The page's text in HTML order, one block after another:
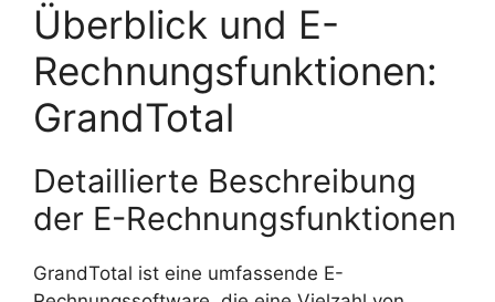
Überblick und E-
Rechnungsfunktionen:
GrandTotal
Detaillierte Beschreibung
der E-Rechnungsfunktionen
GrandTotal ist eine umfassende E-